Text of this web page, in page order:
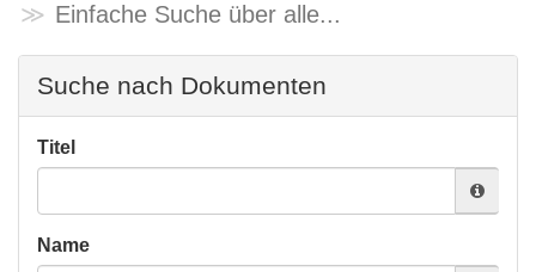
Einfache Suche über alle...
Suche nach Dokumenten
Titel
Name